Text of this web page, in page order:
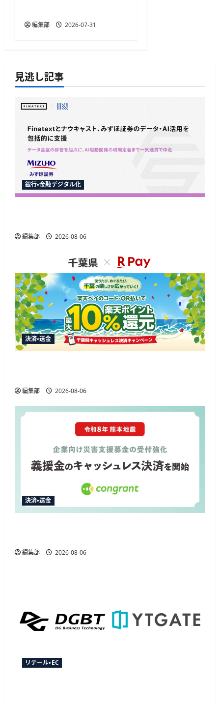
編集部 2026-07-31
見逃し記事
銀行・金融デジタル化
編集部 2026-08-06
決済・送金
編集部 2026-08-06
決済・送金
編集部 2026-08-06
リテール・EC